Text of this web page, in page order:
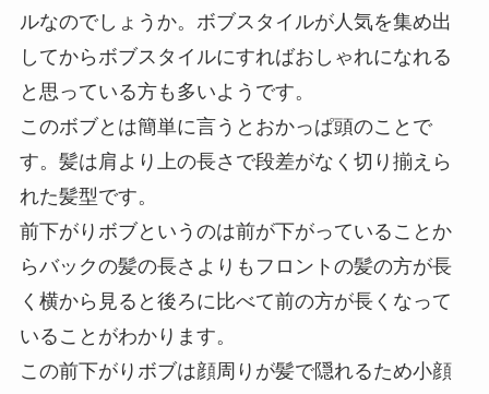
ルなのでしょうか。ボブスタイルが人気を集め出
してからボブスタイルにすればおしゃれになれる
と思っている方も多いようです。
このボブとは簡単に言うとおかっぱ頭のことで
す。髪は肩より上の長さで段差がなく切り揃えら
れた髪型です。
前下がりボブというのは前が下がっていることか
らバックの髪の長さよりもフロントの髪の方が長
く横から見ると後ろに比べて前の方が長くなって
いることがわかります。
この前下がりボブは顔周りが髪で隠れるため小顔